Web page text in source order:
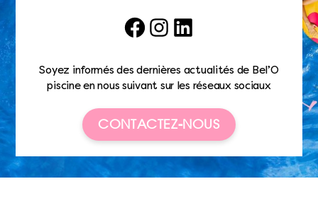
FacebookInstagramLinkedIn
Soyez informés des dernières actualités de Bel’O
piscine en nous suivant sur les réseaux sociaux
CONTACTEZ-NOUS